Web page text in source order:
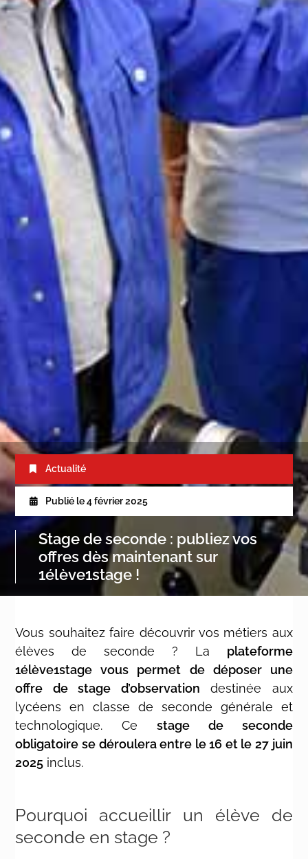
Actualité
Publié le 4 février 2025
Stage de seconde : publiez vos
offres dès maintenant sur
1élève1stage !
Vous souhaitez faire découvrir vos métiers aux
élèves de seconde ? La plateforme
1élève1stage vous permet de déposer une
offre de stage d’observation destinée aux
lycéens en classe de seconde générale et
technologique. Ce stage de seconde
obligatoire se déroulera entre le 16 et le 27 juin
2025 inclus.
Pourquoi accueillir un élève de
seconde en stage ?